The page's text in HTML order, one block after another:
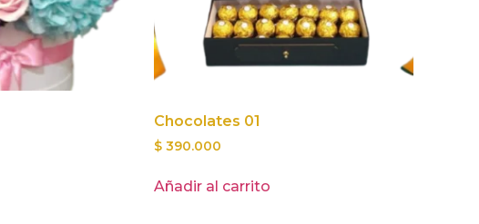
Chocolates 01
$ 390.000
Añadir al carrito